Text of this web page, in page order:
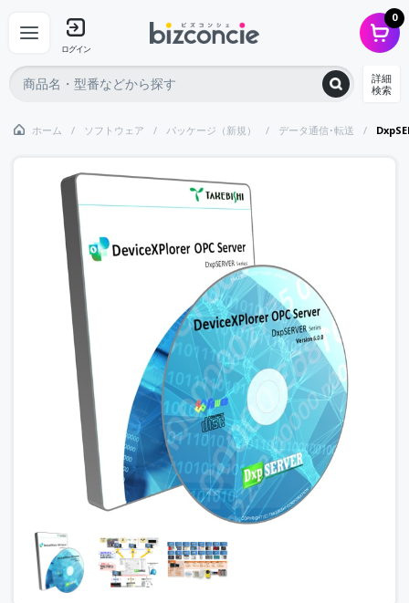
ログイン
0
詳細
検索
ホーム ソフトウェア パッケージ（新規） データ通信･転送